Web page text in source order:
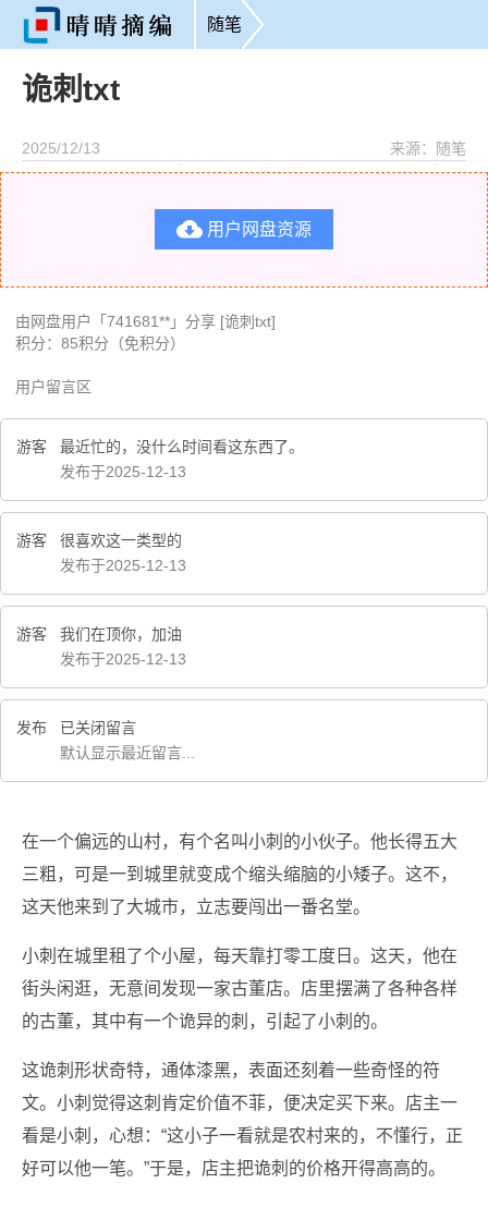
随笔
诡刺txt
2025/12/13 来源：随笔
 用户网盘资源
由网盘用户「741681**」分享 [诡刺txt]
积分：85积分（免积分）
用户留言区
游客
最近忙的，没什么时间看这东西了。
发布于2025-12-13
游客
很喜欢这一类型的
发布于2025-12-13
游客
我们在顶你，加油
发布于2025-12-13
发布
已关闭留言
默认显示最近留言...
在一个偏远的山村，有个名叫小刺的小伙子。他长得五大
三粗，可是一到城里就变成个缩头缩脑的小矮子。这不，
这天他来到了大城市，立志要闯出一番名堂。
小刺在城里租了个小屋，每天靠打零工度日。这天，他在
街头闲逛，无意间发现一家古董店。店里摆满了各种各样
的古董，其中有一个诡异的刺，引起了小刺的。
这诡刺形状奇特，通体漆黑，表面还刻着一些奇怪的符
文。小刺觉得这刺肯定价值不菲，便决定买下来。店主一
看是小刺，心想：“这小子一看就是农村来的，不懂行，正
好可以他一笔。”于是，店主把诡刺的价格开得高高的。